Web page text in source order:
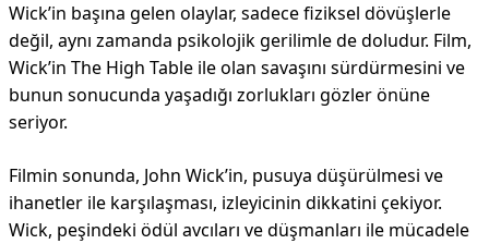
Wick’in başına gelen olaylar, sadece fiziksel dövüşlerle
değil, aynı zamanda psikolojik gerilimle de doludur. Film,
Wick’in The High Table ile olan savaşını sürdürmesini ve
bunun sonucunda yaşadığı zorlukları gözler önüne
seriyor.
Filmin sonunda, John Wick’in, pusuya düşürülmesi ve
ihanetler ile karşılaşması, izleyicinin dikkatini çekiyor.
Wick, peşindeki ödül avcıları ve düşmanları ile mücadele